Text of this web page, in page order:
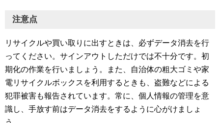
注意点
リサイクルや買い取りに出すときは、必ずデータ消去を行
ってください。サインアウトしただけでは不十分です。初
期化の作業を行いましょう。また、自治体の粗大ゴミや家
電リサイクルボックスを利用するときも、盗難などによる
犯罪被害も報告されています。常に、個人情報の管理を意
識し、手放す前はデータ消去をするように心がけましょ